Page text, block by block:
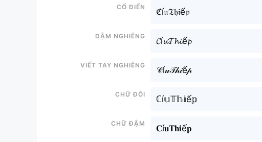
Cổ điển
ℭí𝔲𝔗𝔥𝔦ế𝔭
Đậm nghiêng
𝓒í𝓾𝓣𝓱𝓲ế𝓹
Viết tay nghiêng
𝒞í𝓊𝒯𝒽𝒾ế𝓅
Chữ đôi
ℂí𝕦𝕋𝕙𝕚ế𝕡
Chữ đậm
𝐂í𝐮𝐓𝐡𝐢ế𝐩